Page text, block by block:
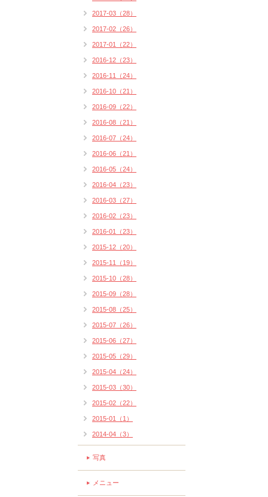
2017-03（28）
2017-02（26）
2017-01（22）
2016-12（23）
2016-11（24）
2016-10（21）
2016-09（22）
2016-08（21）
2016-07（24）
2016-06（21）
2016-05（24）
2016-04（23）
2016-03（27）
2016-02（23）
2016-01（23）
2015-12（20）
2015-11（19）
2015-10（28）
2015-09（28）
2015-08（25）
2015-07（26）
2015-06（27）
2015-05（29）
2015-04（24）
2015-03（30）
2015-02（22）
2015-01（1）
2014-04（3）
写真
メニュー